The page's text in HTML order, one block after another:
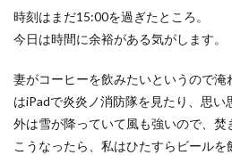
時刻はまだ15:00を過ぎたところ。
今日は時間に余裕がある気がします。
妻がコーヒーを飲みたいというので
はiPadで炎炎ノ消防隊を見たり、思い
外は雪が降っていて風も強いので、焚
こうなったら、私はひたすらビールを